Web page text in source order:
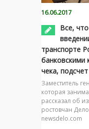
16.06.2017
Все,
транспорте
банковскими
чека,
Заместитель
которая
рассказал об
ростовчан
newsdelo.com